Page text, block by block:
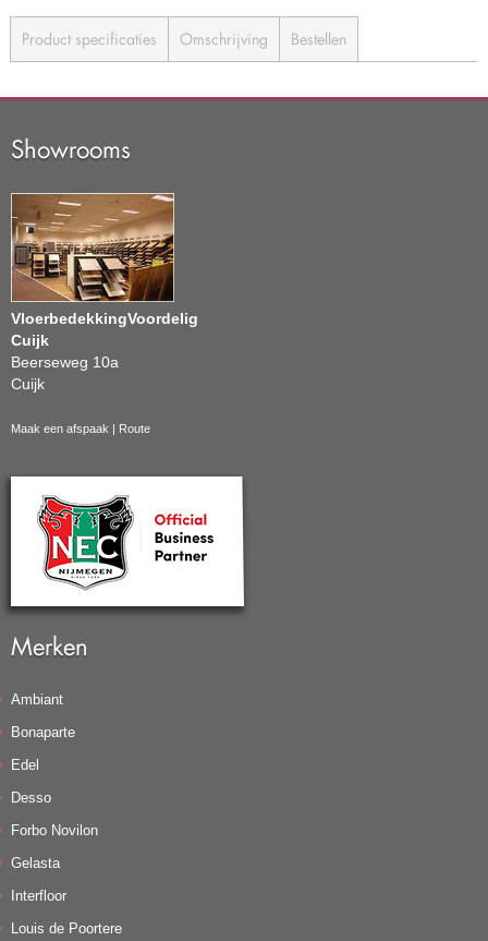
Product specificaties Omschrijving Bestellen
Showrooms
VloerbedekkingVoordelig
Cuijk
Beerseweg 10a
Cuijk
Maak een afspaak | Route
Merken
Ambiant
Bonaparte
Edel
Desso
Forbo Novilon
Gelasta
Interfloor
Louis de Poortere